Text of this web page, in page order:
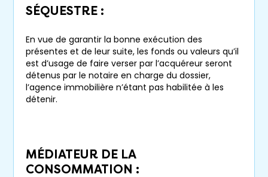
SÉQUESTRE :
En vue de garantir la bonne exécution des
présentes et de leur suite, les fonds ou valeurs qu’il
est d’usage de faire verser par l’acquéreur seront
détenus par le notaire en charge du dossier,
l’agence immobilière n’étant pas habilitée à les
détenir.
MÉDIATEUR DE LA
CONSOMMATION :